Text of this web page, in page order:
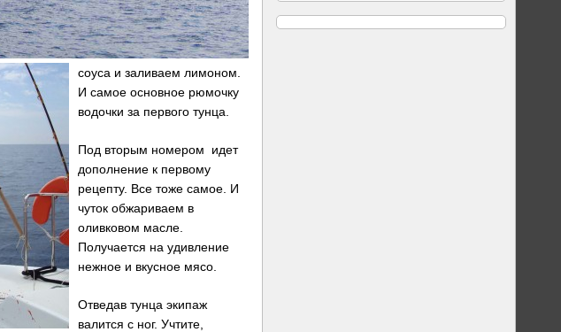
соуса и заливаем лимоном.
И самое основное рюмочку
водочки за первого тунца.
Под вторым номером идет
дополнение к первому
рецепту. Все тоже самое. И
чуток обжариваем в
оливковом масле.
Получается на удивление
нежное и вкусное мясо.
Отведав тунца экипаж
валится с ног. Учтите,